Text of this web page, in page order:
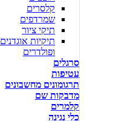
קלסרים
שמרדפים
תיקי ציור
תיקיות אוגדנים
ופולדרים
סרגלים
עטיפות
תרגומונים מחשבונים
מדבקות שם
קלמרים
כלי נגינה